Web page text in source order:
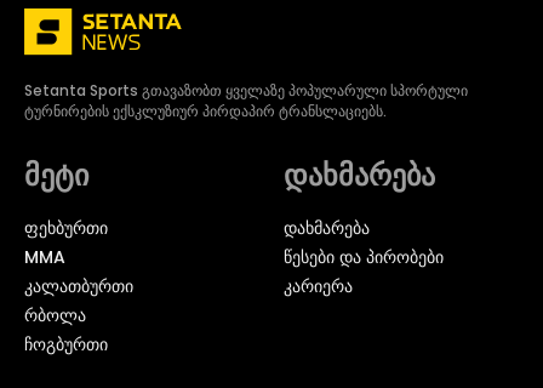
Setanta Sports გთავაზობთ ყველაზე პოპულარული სპორტული
ტურნირების ექსკლუზიურ პირდაპირ ტრანსლაციებს.
მეტი
ᲤᲔᲮᲑᲣᲠᲗᲘ
MMA
ᲙᲐᲚᲐᲗᲑᲣᲠᲗᲘ
ᲠᲑᲝᲚᲐ
ᲩᲝᲒᲑᲣᲠᲗᲘ
დახმარება
დახმარება
წესები და პირობები
კარიერა